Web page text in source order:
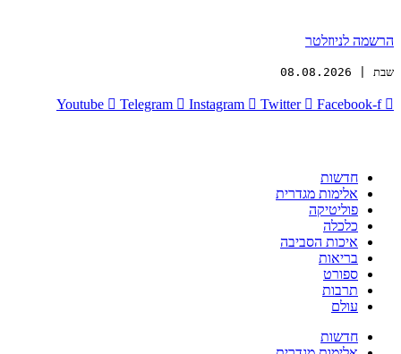
הרשמה לניוזלטר
שבת | 08.08.2026
Youtube Telegram Instagram Twitter Facebook-f
חדשות
אלימות מגדרית
פוליטיקה
כלכלה
איכות הסביבה
בריאות
ספורט
תרבות
עולם
חדשות